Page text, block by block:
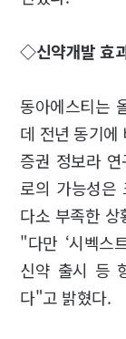
◇신약개발 효
동아에스티는
데 전년 동기에
증권 정보라
로의 가능성은
다소 부족한
"다만 ‘시벡스
신약 출시 등
다"고 밝혔다.